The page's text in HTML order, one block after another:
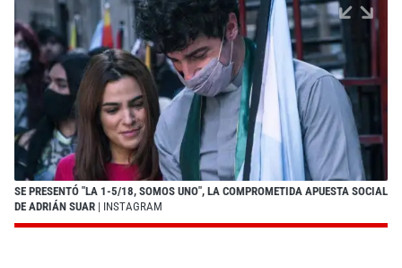
SE PRESENTÓ "LA 1-5/18, SOMOS UNO", LA COMPROMETIDA APUESTA SOCIAL
DE ADRIÁN SUAR | INSTAGRAM